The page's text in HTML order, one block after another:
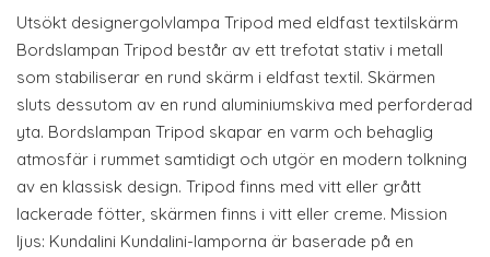
Utsökt designergolvlampa Tripod med eldfast textilskärm
Bordslampan Tripod består av ett trefotat stativ i metall
som stabiliserar en rund skärm i eldfast textil. Skärmen
sluts dessutom av en rund aluminiumskiva med perforderad
yta. Bordslampan Tripod skapar en varm och behaglig
atmosfär i rummet samtidigt och utgör en modern tolkning
av en klassisk design. Tripod finns med vitt eller grått
lackerade fötter, skärmen finns i vitt eller creme. Mission
ljus: Kundalini Kundalini-lamporna är baserade på en